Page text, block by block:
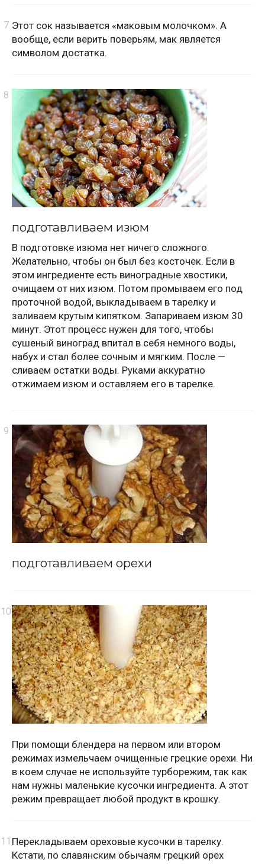
Этот сок называется «маковым молочком». А
вообще, если верить поверьям, мак является
символом достатка.
подготавливаем изюм
В подготовке изюма нет ничего сложного.
Желательно, чтобы он был без косточек. Если в
этом ингредиенте есть виноградные хвостики,
очищаем от них изюм. Потом промываем его под
проточной водой, выкладываем в тарелку и
заливаем крутым кипятком. Запариваем изюм 30
минут. Этот процесс нужен для того, чтобы
сушеный виноград впитал в себя немного воды,
набух и стал более сочным и мягким. После —
сливаем остатки воды. Руками аккуратно
отжимаем изюм и оставляем его в тарелке.
подготавливаем орехи
При помощи блендера на первом или втором
режимах измельчаем очищенные грецкие орехи. Ни
в коем случае не используйте турборежим, так как
нам нужны маленькие кусочки ингредиента. А этот
режим превращает любой продукт в крошку.
Перекладываем ореховые кусочки в тарелку.
Кстати, по славянским обычаям грецкий орех